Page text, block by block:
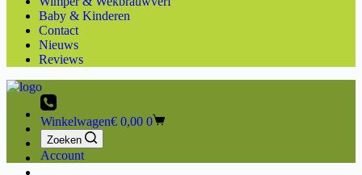
Baby & Kinderen
Contact
Nieuws
Reviews
Winkelwagen€ 0,00 0
Zoeken
Account